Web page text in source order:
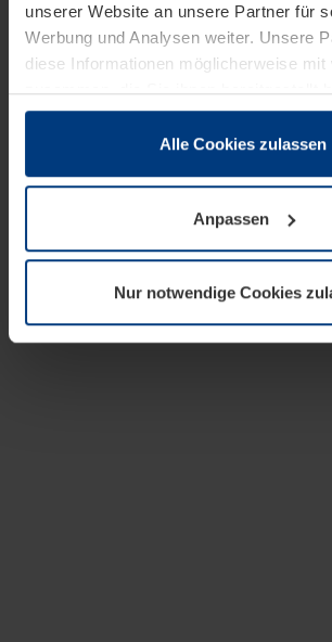
unserer Website an unsere Partner für
Werbung und Analysen weiter. Unsere
diese Informationen möglicherweise mit
zusammen, die Sie ihnen bereitgestellt
sie im Rahmen Ihrer Nutzung der
wenn diese für den Betrieb dieser Seite
notwendig sind. Für alle anderen
wir Ihre Erlaubnis. Ihre Einwilligung
Datenschutzerklärungunserer Website
widerrufen.
Alle Cookies zulassen
Anpassen
Nur notwendige Cookies